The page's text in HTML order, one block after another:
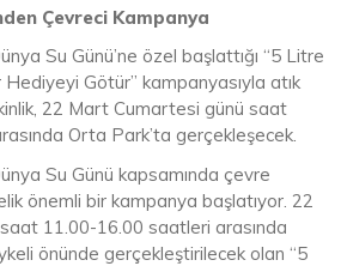
Çevreci Kampanya
Su Günü’ne özel başlattığı “5 Litre
Hediyeyi Götür” kampanyasıyla atık
22 Mart Cumartesi günü saat
Orta Park’ta gerçekleşecek.
Su Günü kapsamında çevre
önemli bir kampanya başlatıyor. 22
11.00-16.00 saatleri arasında
önünde gerçekleştirilecek olan “5